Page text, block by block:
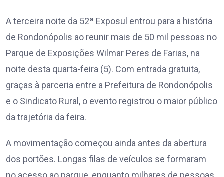
A terceira noite da 52ª Exposul entrou para a história
de Rondonópolis ao reunir mais de 50 mil pessoas no
Parque de Exposições Wilmar Peres de Farias, na
noite desta quarta-feira (5). Com entrada gratuita,
graças à parceria entre a Prefeitura de Rondonópolis
e o Sindicato Rural, o evento registrou o maior público
da trajetória da feira.
A movimentação começou ainda antes da abertura
dos portões. Longas filas de veículos se formaram